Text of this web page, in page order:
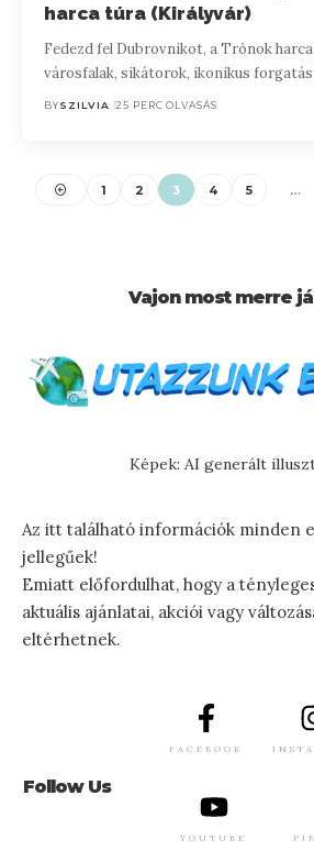
harca túra (Királyvár)
Fedezd fel Dubrovnikot, a Trónok
városfalak, sikátorok, ikonikus
BYSZILVIA 25 PERC OLVASÁS
1 2 3 4 5 …
Vajon most merre
Képek: AI generált
Az itt található információk minden
jellegűek!
Emiatt előfordulhat, hogy a
aktuális ajánlatai, akciói vagy
eltérhetnek.
Follow Us
FACEBOOK
YOUTUBE